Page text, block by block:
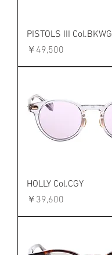
PISTOLS III Col.BKWG
価格
￥49,500
HOLLY Col.CGY
価格
￥39,600